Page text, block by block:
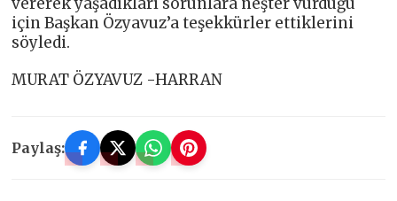
için Başkan Özyavuz’a teşekkürler ettiklerini
söyledi.
MURAT ÖZYAVUZ -HARRAN
Paylaş: